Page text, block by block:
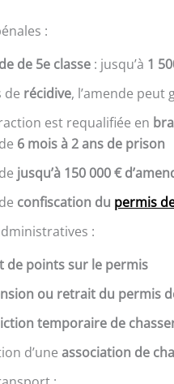
:
de 5e classe : jusqu’à 1
de récidive, l’amende peut
est requalifiée en
de 6 mois à 2 ans de prison
de jusqu’à 150 000 €
de confiscation du permis
:
de points sur le permis
ou retrait du permis
temporaire de
d’une association de